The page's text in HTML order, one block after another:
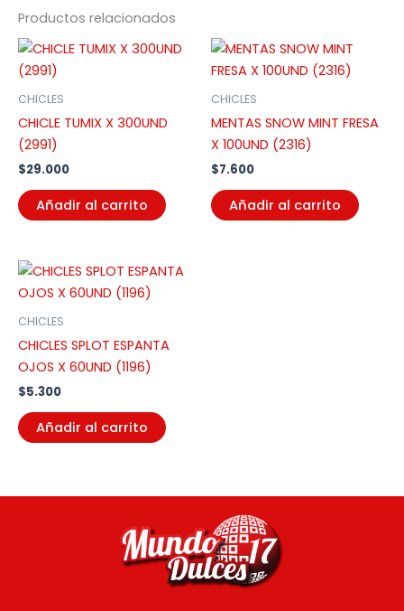
Productos relacionados
CHICLES
CHICLE TUMIX X 300UND
(2991)
$29.000
Añadir al carrito
CHICLES
MENTAS SNOW MINT FRESA
X 100UND (2316)
$7.600
Añadir al carrito
CHICLES
CHICLES SPLOT ESPANTA
OJOS X 60UND (1196)
$5.300
Añadir al carrito